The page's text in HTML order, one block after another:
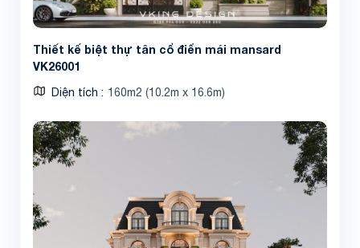
Thiết kế biệt thự tân cổ điển mái mansard
VK26001
Diện tích 160m2 (10.2m x 16.6m)